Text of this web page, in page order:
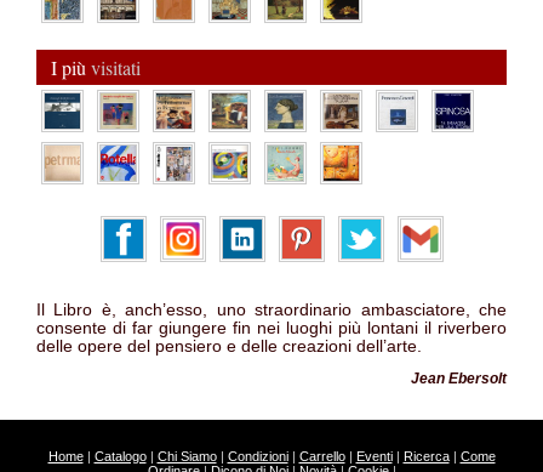
I più visitati
Il Libro è, anch’esso, uno straordinario ambasciatore, che
consente di far giungere fin nei luoghi più lontani il riverbero
delle opere del pensiero e delle creazioni dell’arte.
Jean Ebersolt
Home| Catalogo| Chi Siamo| Condizioni| Carrello| Eventi| Ricerca| Come